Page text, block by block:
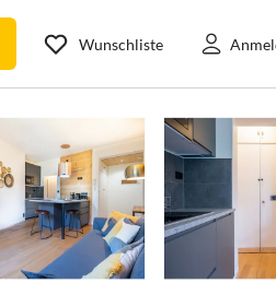
Wunschliste